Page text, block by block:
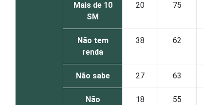
Mais de 10
SM
20 75
Não tem
renda
38 62
Não sabe 27 63
Não
18 55